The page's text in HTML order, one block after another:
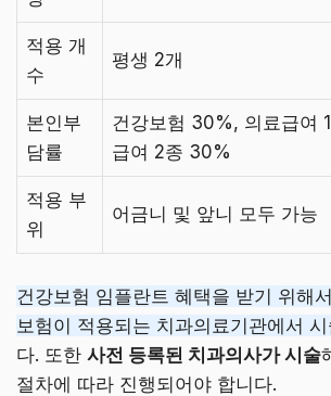
적용 개
수
평생 2개
본인부
담률
건강보험 30%, 의료급여
급여 2종 30%
적용 부
위
어금니 및 앞니 모두 가능
건강보험 임플란트 혜택을 받기 위해
보험이 적용되는 치과의료기관에서 시
다. 또한 사전 등록된 치과의사가 시술
절차에 따라 진행되어야 합니다.